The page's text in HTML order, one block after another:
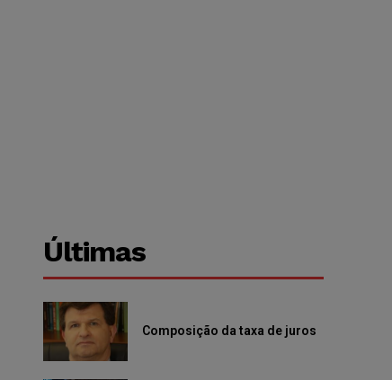
Últimas
Composição da taxa de juros